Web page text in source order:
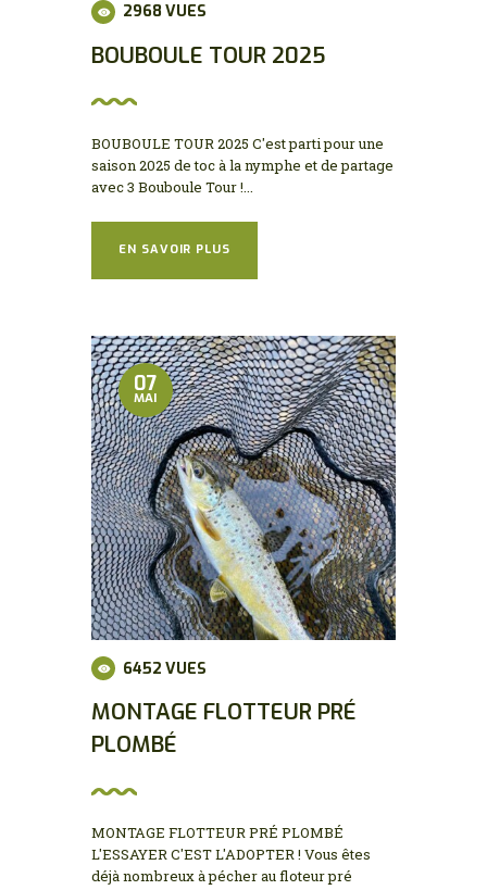
2968 VUES
BOUBOULE TOUR 2025
BOUBOULE TOUR 2025 C'est parti pour une
saison 2025 de toc à la nymphe et de partage
avec 3 Bouboule Tour !...
EN SAVOIR PLUS
07
MAI
6452 VUES
MONTAGE FLOTTEUR PRÉ
PLOMBÉ
MONTAGE FLOTTEUR PRÉ PLOMBÉ
L'ESSAYER C'EST L'ADOPTER ! Vous êtes
déjà nombreux à pécher au floteur pré